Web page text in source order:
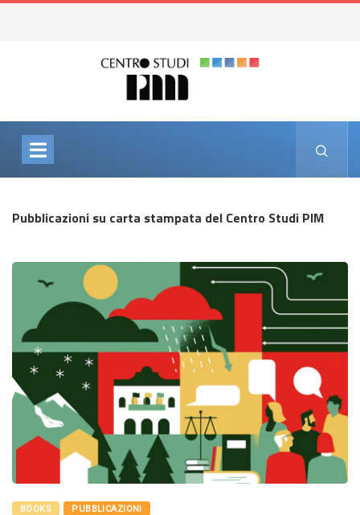
Pubblicazioni su carta stampata del Centro Studi PIM
BOOKS PUBBLICAZIONI